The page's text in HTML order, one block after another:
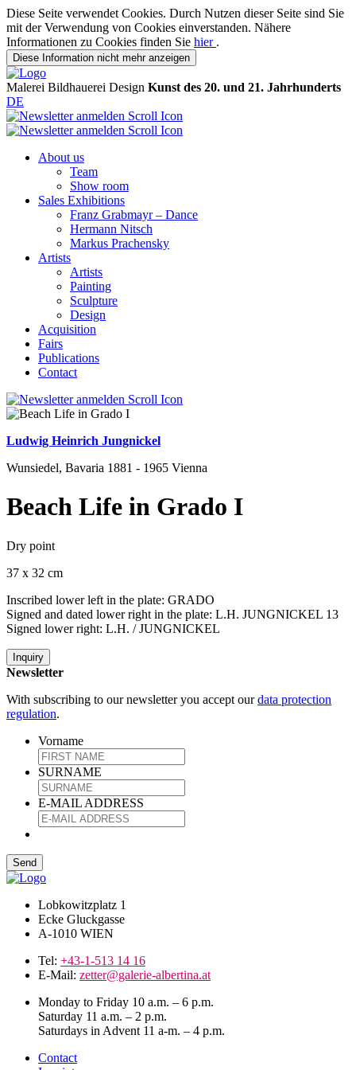
Diese Seite verwendet Cookies. Durch Nutzen dieser Seite sind Sie
mit der Verwendung von Cookies einverstanden. Nähere
Informationen zu Cookies finden Sie hier .
Diese Information nicht mehr anzeigen
Malerei Bildhauerei Design Kunst des 20. und 21. Jahrhunderts
DE
About us
Team
Show room
Sales Exhibitions
Franz Grabmayr – Dance
Hermann Nitsch
Markus Prachensky
Artists
Artists
Painting
Sculpture
Design
Acquisition
Fairs
Publications
Contact
Ludwig Heinrich Jungnickel
Wunsiedel, Bavaria 1881 - 1965 Vienna
Beach Life in Grado I
Dry point
37 x 32 cm
Inscribed lower left in the plate: GRADO
Signed and dated lower right in the plate: L.H. JUNGNICKEL 13
Signed lower right: L.H. / JUNGNICKEL
Inquiry
Newsletter
With subscribing to our newsletter you accept ourdata protection
regulation.
Vorname
SURNAME
E-MAIL ADDRESS
Lobkowitzplatz 1
Ecke Gluckgasse
A-1010 WIEN
Tel: +43-1-513 14 16
E-Mail: zetter@galerie-albertina.at
Monday to Friday 10 a.m. – 6 p.m.
Saturday 11 a.m. – 2 p.m.
Saturdays in Advent 11 a-m. – 4 p.m.
Contact